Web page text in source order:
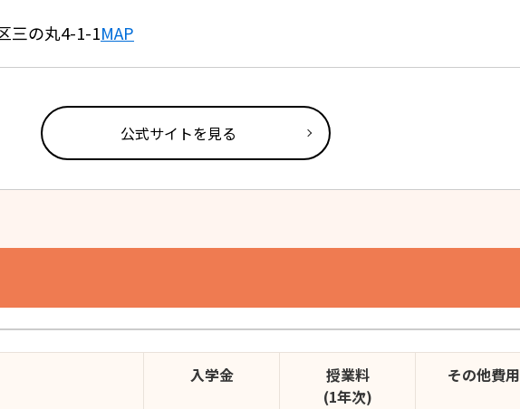
三の丸4-1-1MAP
公式サイトを見る
入学金
授業料
(1年次)
その他費用